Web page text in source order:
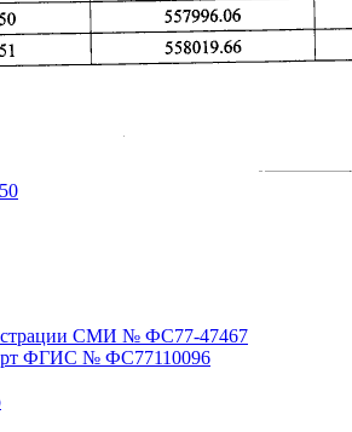
50
СМИ № ФС77-47467
ФГИС № ФС77110096